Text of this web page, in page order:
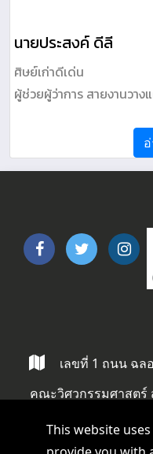
นายประสงค์ ดีลี
ศิษย์เก่าดีเด่น
ผู้ช่วยผู้ว่าการ สายงานวา
This website
เลขที่ 1 ถนน ฉล
คณะวิศวกรรมศาสตร์